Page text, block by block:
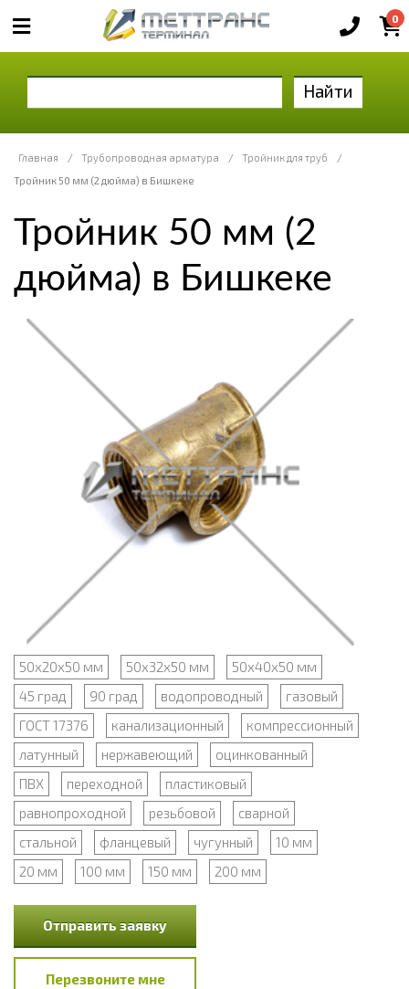
0
Найти
Главная / Трубопроводная арматура / Тройник для труб
/
Тройник 50 мм (2 дюйма) в Бишкеке
Тройник 50 мм (2
дюйма) в Бишкеке
50х20х50 мм 50х32х50 мм
50х40х50 мм
45 град
90 град водопроводный
газовый
ГОСТ 17376
канализационный
компрессионный
латунный
нержавеющий
оцинкованный
ПВХ
переходной
пластиковый
равнопроходной
резьбовой
сварной
стальной
фланцевый чугунный
10 мм
20 мм
100 мм 150 мм 200 мм
Отправить заявку
Перезвоните мне